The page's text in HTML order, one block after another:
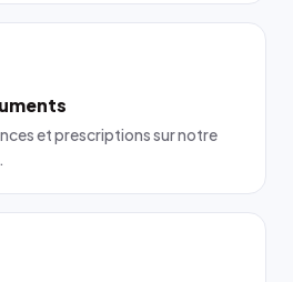
et prescriptions sur notre